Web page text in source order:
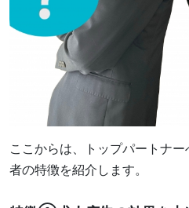
ここからは、トップパートナ
者の特徴を紹介します。